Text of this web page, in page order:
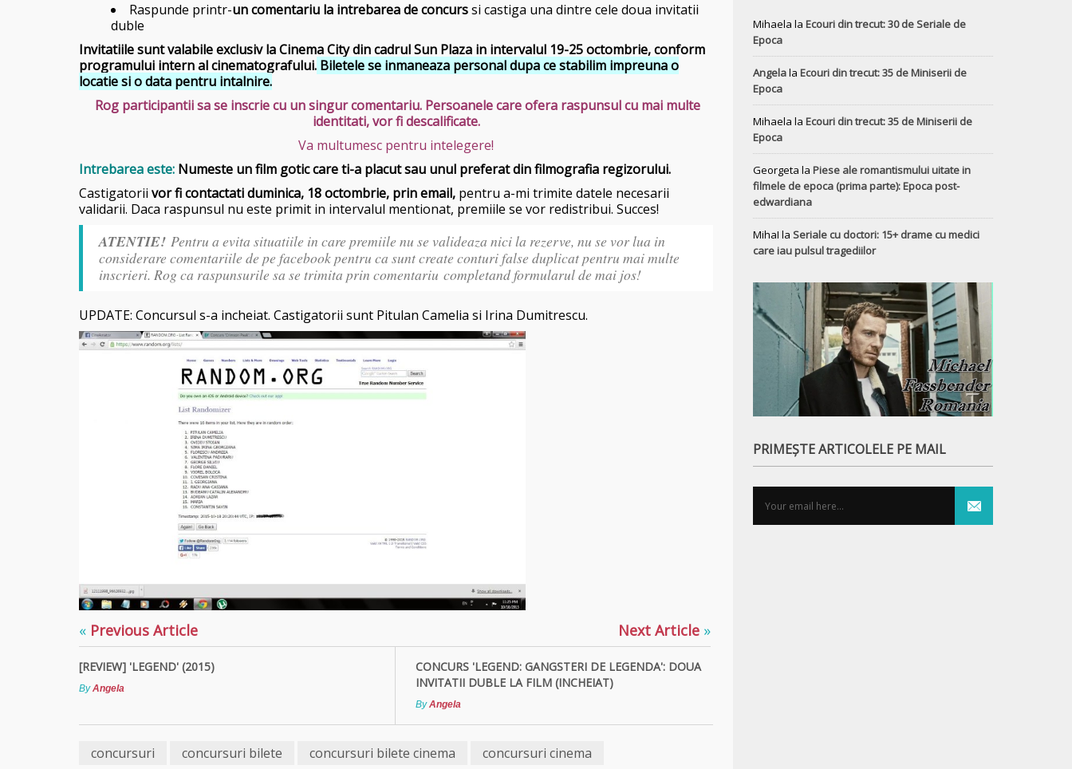
Raspunde printr-un comentariu la intrebarea de concurssi castiga una dintre cele doua invitatii
duble
Invitatiile sunt valabile exclusiv la Cinema City din cadrul Sun Plaza in intervalul 19-25 octombrie, conform
programului intern al cinematografului. Biletele se inmaneaza personal dupa ce stabilim impreuna o
locatie si o data pentru intalnire.
Rog participantii sa se inscrie cu un singur comentariu. Persoanele care ofera raspunsul cu mai multe
identitati, vor fi descalificate.
Va multumesc pentru intelegere!
Intrebarea este: Numeste un film gotic care ti-a placut sau unul preferat din filmografia regizorului.
Castigatorii vor fi contactati duminica, 18 octombrie, prin email, pentru a-mi trimite datele necesarii
validarii. Daca raspunsul nu este primit in intervalul mentionat, premiile se vor redistribui. Succes!
ATENTIE! Pentru a evita situatiile in care premiile nu se valideaza nici la rezerve, nu se vor lua in
considerare comentariile de pe facebook pentru ca sunt create conturi false duplicat pentru mai multe
inscrieri. Rog ca raspunsurile sa se trimita prin comentariu completand formularul de mai jos!
UPDATE: Concursul s-a incheiat. Castigatorii sunt Pitulan Camelia si Irina Dumitrescu.
« Previous Article
[REVIEW] 'LEGEND' (2015)
ByAngela
Next Article »
CONCURS 'LEGEND: GANGSTERI DE LEGENDA': DOUA
INVITATII DUBLE LA FILM (INCHEIAT)
ByAngela
concursuri concursuri bilete concursuri bilete cinema
concursuri cinema
Mihaela la Ecouri din trecut: 30 de Seriale de
Epoca
Angelala Ecouri din trecut: 35 de Miniserii de
Epoca
Mihaela la Ecouri din trecut: 35 de Miniserii de
Epoca
Georgeta la Piese ale romantismului uitate in
filmele de epoca (prima parte): Epoca post-
edwardiana
MihaI la Seriale cu doctori: 15+ drame cu medici
care iau pulsul tragediilor
PRIMEȘTE ARTICOLELE PE MAIL